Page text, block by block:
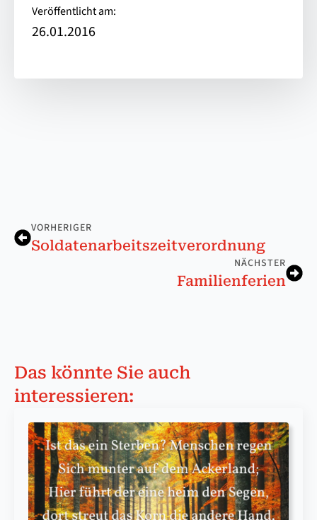
Veröffentlicht am:
26.01.2016
VORHERIGER
Soldatenarbeitszeit­verordnung
NÄCHSTER
Familienferien
Das könnte Sie auch
interessieren: